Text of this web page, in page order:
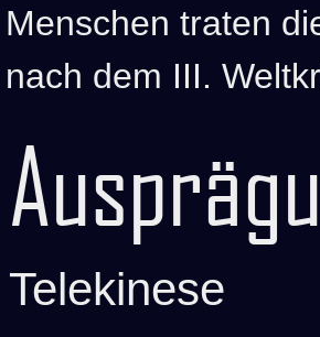
Menschen traten
nach dem III.
Telekinese